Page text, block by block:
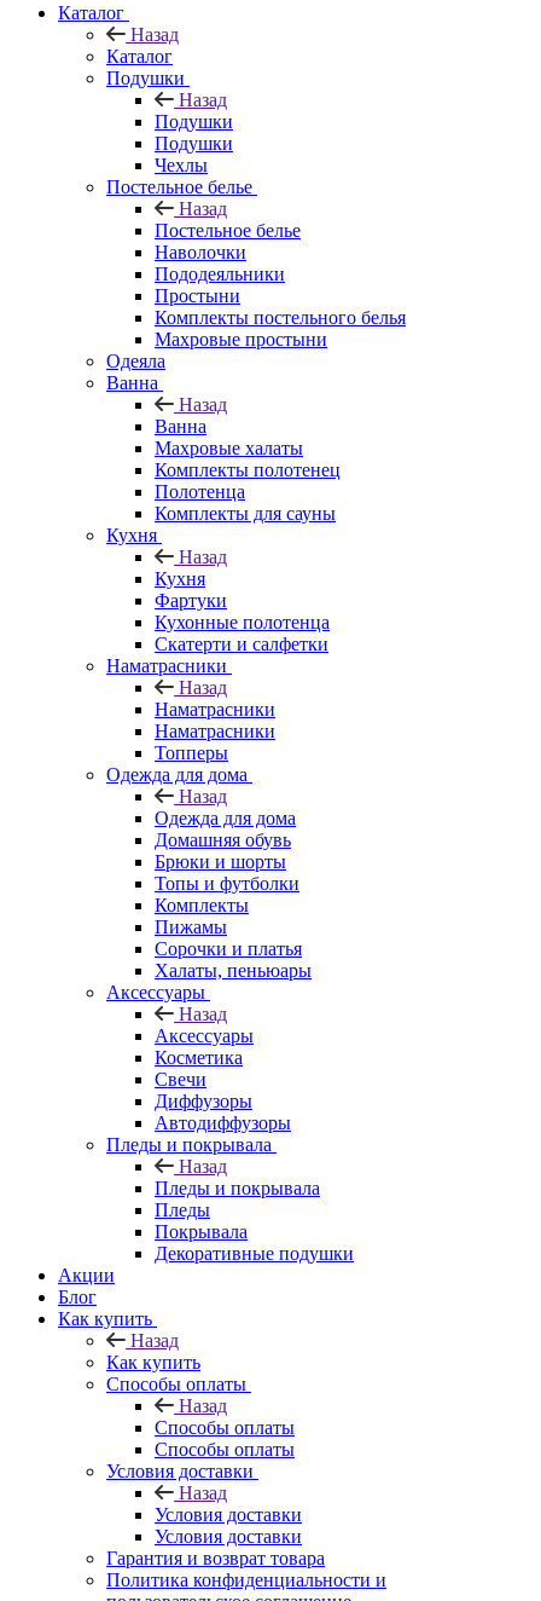
Каталог
Назад
Каталог
Подушки
Назад
Подушки
Подушки
Чехлы
Постельное белье
Назад
Постельное белье
Наволочки
Пододеяльники
Простыни
Комплекты постельного белья
Махровые простыни
Одеяла
Ванна
Назад
Ванна
Махровые халаты
Комплекты полотенец
Полотенца
Комплекты для сауны
Кухня
Назад
Кухня
Фартуки
Кухонные полотенца
Скатерти и салфетки
Наматрасники
Назад
Наматрасники
Наматрасники
Топперы
Одежда для дома
Назад
Одежда для дома
Домашняя обувь
Брюки и шорты
Топы и футболки
Комплекты
Пижамы
Сорочки и платья
Халаты, пеньюары
Аксессуары
Назад
Аксессуары
Косметика
Свечи
Диффузоры
Автодиффузоры
Пледы и покрывала
Назад
Пледы и покрывала
Пледы
Покрывала
Декоративные подушки
Акции
Блог
Как купить
Назад
Как купить
Способы оплаты
Назад
Способы оплаты
Способы оплаты
Условия доставки
Назад
Условия доставки
Условия доставки
Гарантия и возврат товара
Политика конфиденциальности и